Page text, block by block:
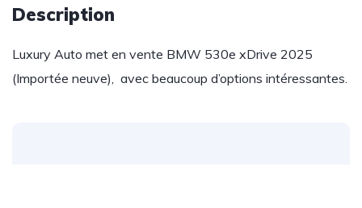
Description
Luxury Auto met en vente BMW 530e xDrive 2025
(Importée neuve), avec beaucoup d’options intéressantes.